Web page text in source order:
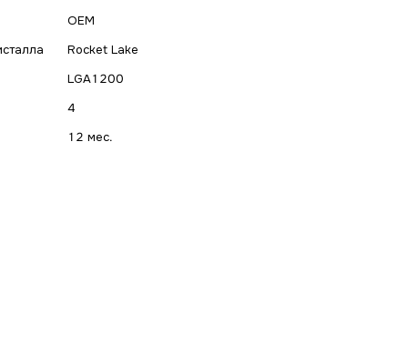
OEM
Rocket Lake
LGA1200
4
12 мес.